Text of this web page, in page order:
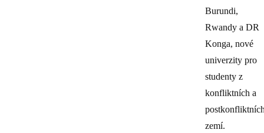
Burundi,
Rwandy a DR
Konga, nové
univerzity pro
studenty z
konfliktních a
zemí.